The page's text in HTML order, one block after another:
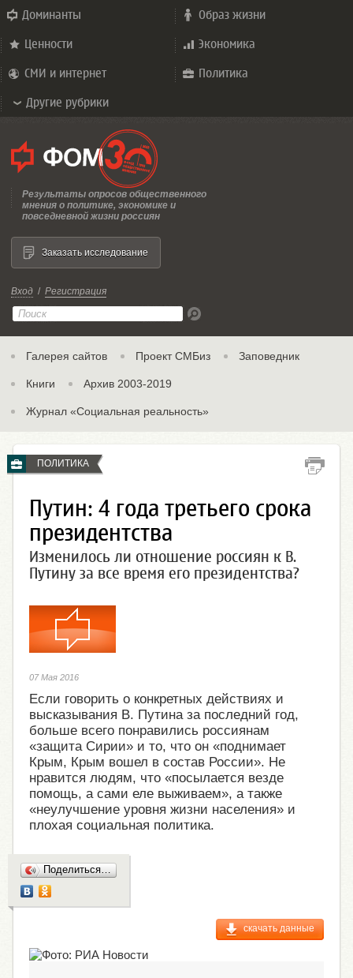
Доминанты Образ жизни
Ценности Экономика
СМИ и интернет Политика
Другие рубрики
Результаты опросов общественного
мнения о политике, экономике и
повседневной жизни россиян
Вход / Регистрация
Галерея сайтов Проект СМБиз Заповедник
Книги Архив 2003-2019
Журнал «Социальная реальность»
Заказать исследование
ПОЛИТИКА
Путин: 4 года третьего срока
президентства
Изменилось ли отношение россиян к В.
Путину за все время его президентства?
07 Мая 2016
Если говорить о конкретных действиях и
высказывания В. Путина за последний год,
больше всего понравились россиянам
«защита Сирии» и то, что он «поднимает
Крым, Крым вошел в состав России». Не
нравится людям, что «посылается везде
помощь, а сами еле выживаем», а также
«неулучшение уровня жизни населения» и
плохая социальная политика.
скачать данные
Поделиться…